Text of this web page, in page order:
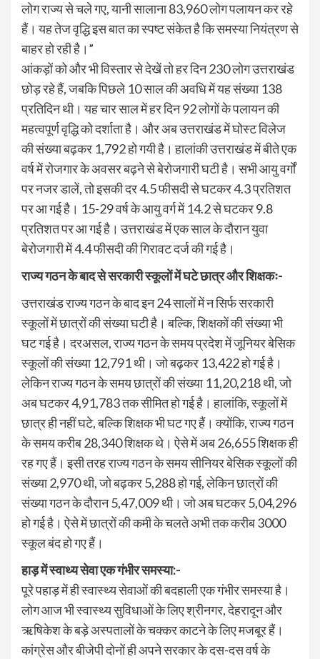
लोग राज्य से चले गए, यानी सालाना 83,960 लोग पलायन कर रहे
हैं। यह तेज वृद्धि इस बात का स्पष्ट संकेत है कि समस्या नियंत्रण से
बाहर हो रही है।”
आंकड़ों को और भी विस्तार से देखें तो हर दिन 230 लोग उत्तराखंड
छोड़ रहे हैं, जबकि पिछले 10 साल की अवधि में यह संख्या 138
प्रतिदिन थी। यह चार साल में हर दिन 92 लोगों के पलायन की
महत्वपूर्ण वृद्धि को दर्शाता है। और अब उत्तराखंड में घोस्ट विलेज
की संख्या बढ़कर 1,792 हो गयी है। हालांकी उत्तराखंड में बीते एक
वर्ष में रोजगार के अवसर बढ़ने से बेरोजगारी घटी है। सभी आयु वर्गों
पर नजर डालें, तो इसकी दर 4.5 फीसदी से घटकर 4.3 प्रतिशत
पर आ गई है। 15-29 वर्ष के आयु वर्ग में 14.2 से घटकर 9.8
प्रतिशत पर आ गई है। उत्तराखंड में एक साल के दौरान युवा
बेरोजगारी में 4.4 फीसदी की गिरावट दर्ज की गई है।
राज्य गठन के बाद से सरकारी स्कूलों में घटे छात्र और शिक्षकः-
उत्तराखंड राज्य गठन के बाद इन 24 सालों में न सिर्फ सरकारी
स्कूलों में छात्रों की संख्या घटी है। बल्कि, शिक्षकों की संख्या भी
घट गई है। दरअसल, राज्य गठन के समय प्रदेश में जूनियर बेसिक
स्कूलों की संख्या 12,791 थी। जो बढ़कर 13,422 हो गई है।
लेकिन राज्य गठन के समय छात्रों की संख्या 11,20,218 थी, जो
अब घटकर 4,91,783 तक सीमित हो गई है। हालांकि, स्कूलों में
छात्र ही नहीं घटे, बल्कि शिक्षक भी घट गए हैं। क्योंकि, राज्य गठन
के समय करीब 28,340 शिक्षक थे। ऐसे में अब 26,655 शिक्षक ही
रह गए हैं। इसी तरह राज्य गठन के समय सीनियर बेसिक स्कूलों की
संख्या 2,970 थी, जो बढ़कर 5,288 हो गई, लेकिन छात्रों की
संख्या गठन के दौरान 5,47,009 थी। जो अब घटकर 5,04,296
हो गई है। ऐसे में छात्रों की कमी के चलते अभी तक करीब 3000
स्कूल बंद हो गए हैं।
हाड़ में स्वाथ्य सेवा एक गंभीर समस्या:-
पूरे पहाड़ में ही स्वास्थ्य सेवाओं की बदहाली एक गंभीर समस्या है।
लोग आज भी स्वास्थ्य सुविधाओं के लिए श्रीनगर, देहरादून और
ऋषिकेश के बड़े अस्पतालों के चक्कर काटने के लिए मजबूर हैं।
कांग्रेस और बीजेपी दोनों ही अपने सरकार के दस-दस वर्ष के